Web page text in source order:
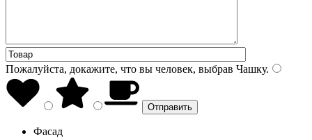
Пожалуйста, докажите, что вы человек, выбрав Чашку.
Фасад